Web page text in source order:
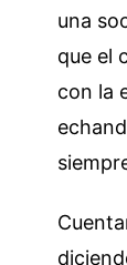
una
que el
con la